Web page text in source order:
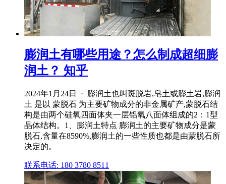
膨润土有哪些用途？怎么制成超细膨
润土？ 知乎
2024年1月24日 · 膨润土也叫斑脱岩,皂土或膨土岩,膨润
土 是以 蒙脱石 为主要矿物成分的非金属矿产,蒙脱石结
构是由两个硅氧四面体夹一层铝氧八面体组成的2：1型
晶体结构。1、膨润土特点 膨润土的主要矿物成分是蒙
脱石,含量在8590%,膨润土的一些性质也都是由蒙脱石所
决定的。
联系电话: 180 3780 8511